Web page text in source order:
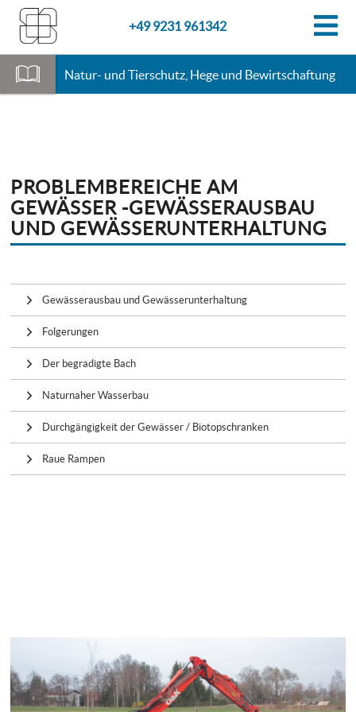
+49 9231 961342
Natur- und Tierschutz, Hege und Bewirtschaftung
PROBLEMBEREICHE AM
GEWÄSSER -GEWÄSSERAUSBAU
UND GEWÄSSERUNTERHALTUNG
Gewässerausbau und Gewässerunterhaltung
Folgerungen
Der begradigte Bach
Naturnaher Wasserbau
Durchgängigkeit der Gewässer / Biotopschranken
Raue Rampen